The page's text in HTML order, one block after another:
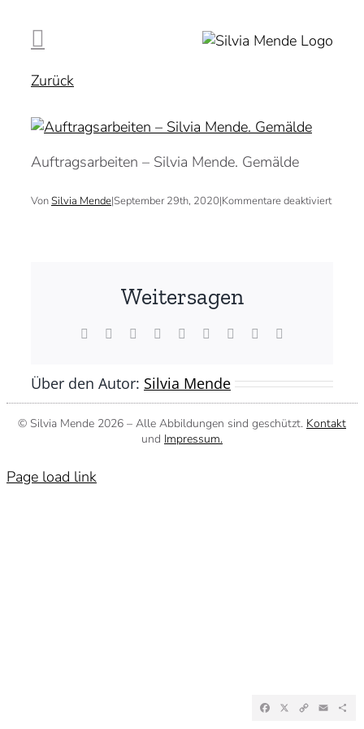
Inhalt
springen
Zurück
Auftragsarbeiten – Silvia Mende. Gemälde
VonSilvia Mende|September 29th, 2020|Kommentare deaktiviertfür
Weitersagen
Facebook Reddit LinkedInWhatsApp
TumblrPinterest
Über den Autor: Silvia Mende
© Silvia Mende 2026 – Alle Abbildungen sind geschützt. Kontakt
und Impressum.
Page load link
Facebook
X CopyEmail